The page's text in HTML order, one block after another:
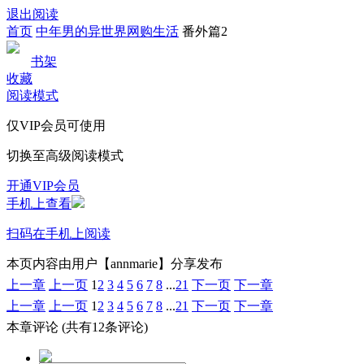
退出阅读
首页 中年男的异世界网购生活 番外篇2
书架
收藏
阅读模式
仅VIP会员可使用
切换至高级阅读模式
开通VIP会员
手机上查看
扫码在手机上阅读
本页内容由用户【annmarie】分享发布
上一章
上一页 1 2 3 4 5 6 7 8 ...21 下一页 下一章
上一章
上一页 1 2 3 4 5 6 7 8 ...21 下一页 下一章
本章评论 (共有12条评论)